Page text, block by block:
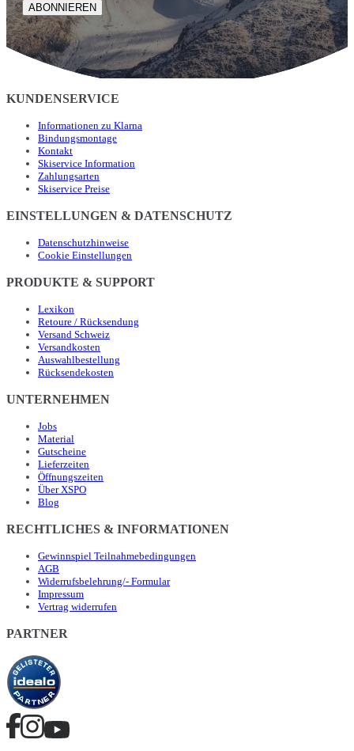
ABONNIEREN
KUNDENSERVICE
Informationen zu Klarna
Bindungsmontage
Kontakt
Skiservice Information
Zahlungsarten
Skiservice Preise
EINSTELLUNGEN & DATENSCHUTZ
Datenschutzhinweise
Cookie Einstellungen
PRODUKTE & SUPPORT
Lexikon
Retoure / Rücksendung
Versand Schweiz
Versandkosten
Auswahlbestellung
Rücksendekosten
UNTERNEHMEN
Jobs
Material
Gutscheine
Lieferzeiten
Öffnungszeiten
Über XSPO
Blog
RECHTLICHES & INFORMATIONEN
Gewinnspiel Teilnahmebedingungen
AGB
Widerrufsbelehrung/- Formular
Impressum
Vertrag widerrufen
PARTNER